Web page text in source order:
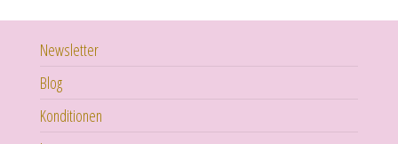
Newsletter
Blog
Konditionen